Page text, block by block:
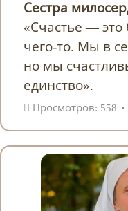
Сестра
«Счастье — это
чего-то. Мы в
но мы
единство».
Просмотров: 558